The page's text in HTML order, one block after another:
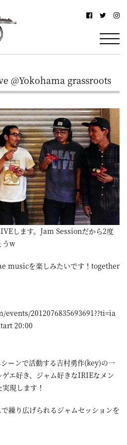
@Yokohama grassroots
します。Jam Sessionだから2度
うw
musicを楽しみたいです！together
2012076835693691??ti=ia
20:00
ーンで活動する吉村勇作(key)の一
エ好き、ジャム好きなIRIEなメン
現します！
繰り広げられるジャムセッションを